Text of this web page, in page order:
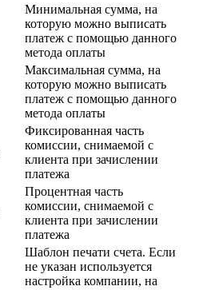
Минимальная сумма, на
которую можно выписать
платеж с помощью данного
метода оплаты
Максимальная сумма, на
которую можно выписать
платеж с помощью данного
метода оплаты
Фиксированная часть
комиссии, снимаемой с
клиента при зачислении
платежа
Процентная часть
комисcии, снимаемой с
клиента при зачислении
платежа
Шаблон печати счета. Если
не указан используется
настройка компании, на